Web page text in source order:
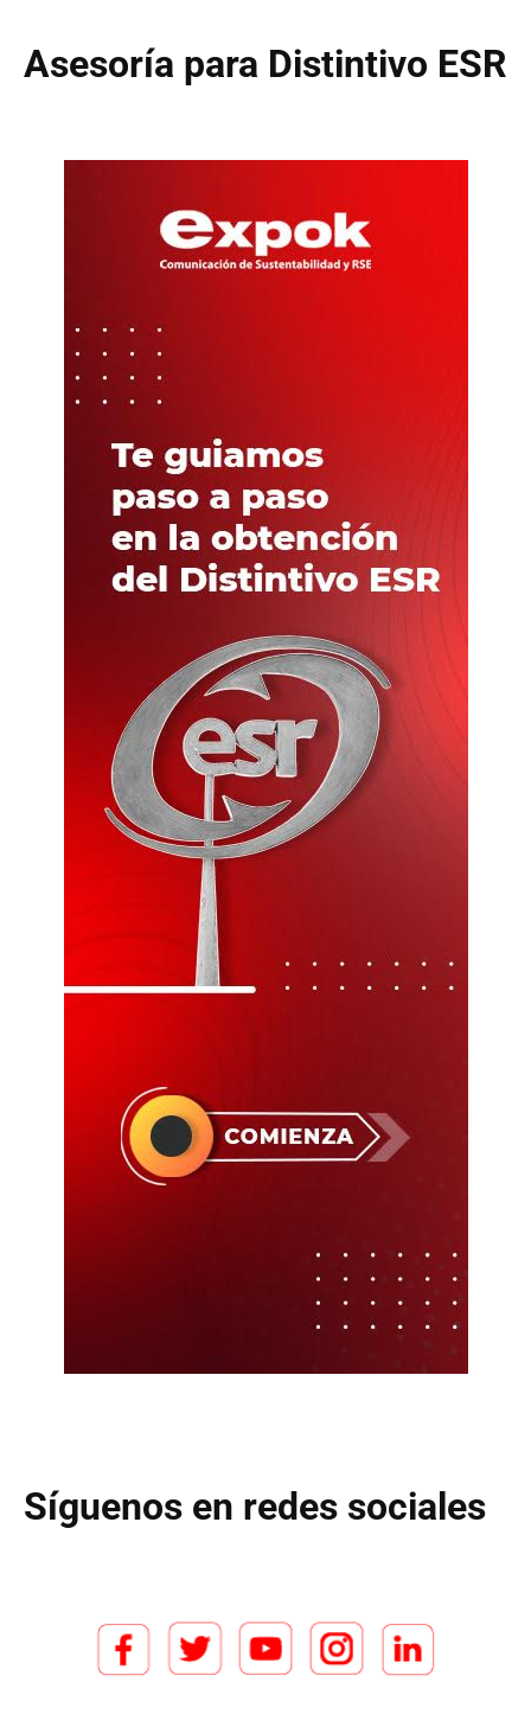
Asesoría para Distintivo ESR
Síguenos en redes sociales